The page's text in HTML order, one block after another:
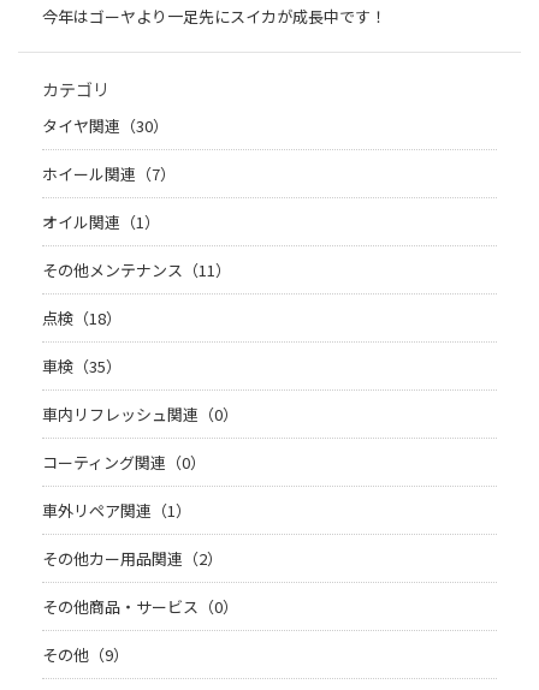
今年はゴーヤより一足先にスイカが成長中です！
カテゴリ
タイヤ関連（30）
ホイール関連（7）
オイル関連（1）
その他メンテナンス（11）
点検（18）
車検（35）
車内リフレッシュ関連（0）
コーティング関連（0）
車外リペア関連（1）
その他カー用品関連（2）
その他商品・サービス（0）
その他（9）